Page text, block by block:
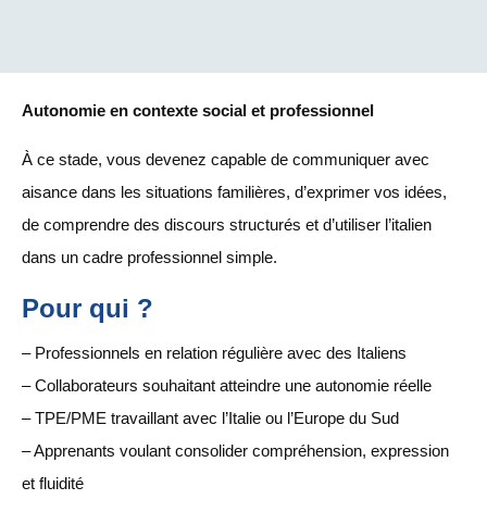
Autonomie en contexte social et professionnel
À ce stade, vous devenez capable de communiquer avec
aisance dans les situations familières, d’exprimer vos idées,
de comprendre des discours structurés et d’utiliser l’italien
dans un cadre professionnel simple.
Pour qui ?
– Professionnels en relation régulière avec des Italiens
– Collaborateurs souhaitant atteindre une autonomie réelle
– TPE/PME travaillant avec l’Italie ou l’Europe du Sud
– Apprenants voulant consolider compréhension, expression
et fluidité